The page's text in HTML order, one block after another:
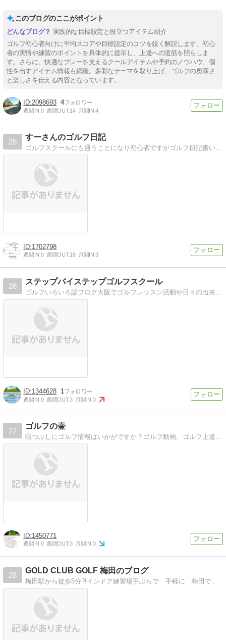
このブログのここがポイント
実践的な目標設定と役立つアイテム紹介
ゴルフ初心者向けに平均スコアや目標設定のコツを鋭く解説します。初心
者の実情や練習のポイントを具体的に提示し、上達への道筋を照らしま
す。さらに、快適なプレーを支えるクールアイテムや予約のノウハウ、個
性を出すアイテム情報も網羅。多彩なテーマを取り上げ、ゴルフの奥深さ
と楽しさを伝える内容となっています。
2098693 4
週間IN:0 週間OUT:14 月間IN:4
25
すーさんのゴルフ日記
1702798
週間IN:0 週間OUT:18 月間IN:3
26
ステップバイステップゴルフスクール
ゴルフいろいろ話ブログ大阪でゴルフレッスン活動や日々の出来事を書いてます。
1344628 1
週間IN:0 週間OUT:3 月間IN:3
27
ゴルフの壷
1450771
週間IN:0 週間OUT:3 月間IN:3
28
GOLD CLUB GOLF 梅田のブログ
梅田駅から徒歩5分?!インドア練習場手ぶらで 手軽に 梅田で ゴルフ